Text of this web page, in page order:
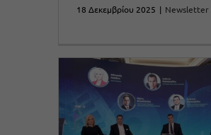
18 Δεκεμβρίου 2025 | Newsletter